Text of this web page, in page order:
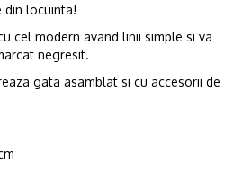
din locuinta!
cel modern avand linii simple si va
negresit.
gata asamblat si cu accesorii de